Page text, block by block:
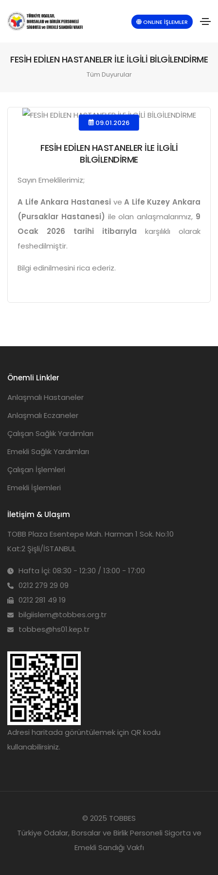
ONLINE İŞLEMLER
FESİH EDİLEN HASTANELER İLE İLGİLİ BİLGİLENDİRME
Tüm Duyurular
09.01.2026
FESİH EDİLEN HASTANELER İLE İLGİLİ
BİLGİLENDİRME
Sayın Emeklilerimiz;
A Life Ankara Hastanesi veA Life Kuzey Ankara
(Pursaklar Hastanesi) ile olan anlaşmalarımız, 9
Ocak 2026 tarihi itibarıyla karşılıklı olarak
feshedilmiştir.
Bilgi edinilmesini rica ederiz.
Önemli Linkler
Anlaşmalı Hastaneler
Anlaşmalı Eczaneler
Çalışan Sağlık Yardımları
Emekli Sağlık Yardımları
Çalışan İşlemleri
Emekli İşlemleri
İletişim & Ulaşım
TOBB Plaza Esentepe Mah. Harman 1 Sok. No:10
Kat:2 Şişli/İSTANBUL
Hafta İçi: 08:30 - 12:30 / 13:00 - 17:00
0212 279 29 09
0212 281 49 19
bilgiislem@tobbes.org.tr
tobbes@hs01.kep.tr
Adresi haritada görüntülemek için QR kodu
kullanabilirsiniz.
© 2025 TOBBES
Türkiye Odalar, Borsalar ve Birlik Personeli Sigorta ve
Emekli Sandığı Vakfı